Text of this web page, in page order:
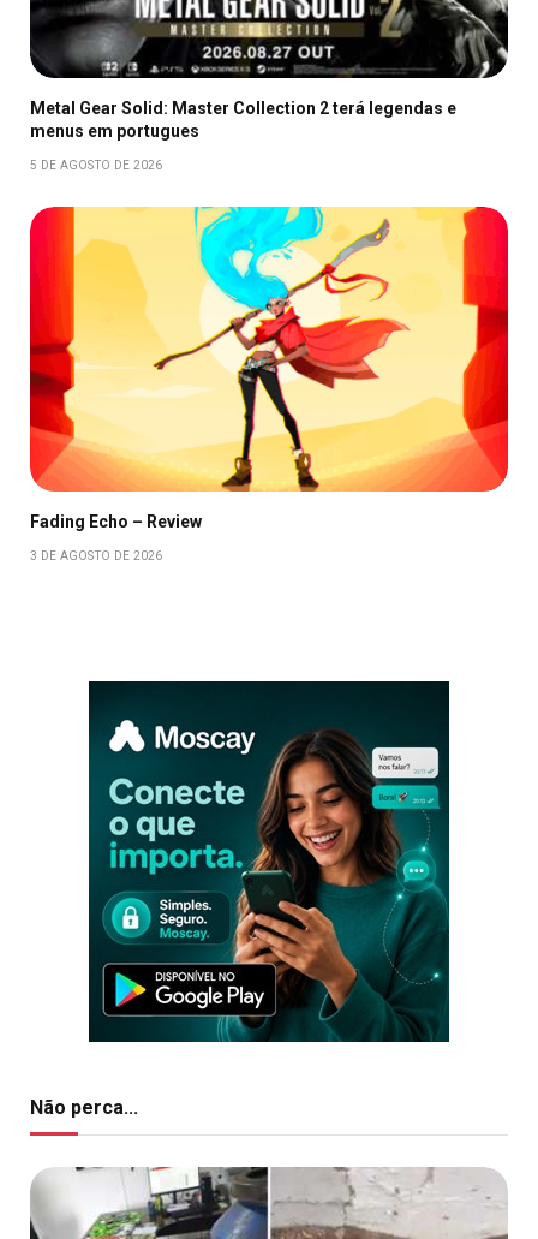
Metal Gear Solid: Master Collection 2 terá legendas e
menus em portugues
5 DE AGOSTO DE 2026
Fading Echo – Review
3 DE AGOSTO DE 2026
Não perca...